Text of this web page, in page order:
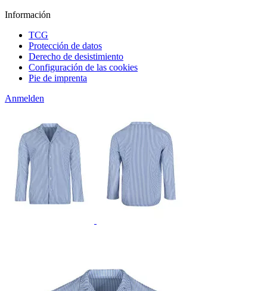
Información
TCG
Protección de datos
Derecho de desistimiento
Configuración de las cookies
Pie de imprenta
Anmelden